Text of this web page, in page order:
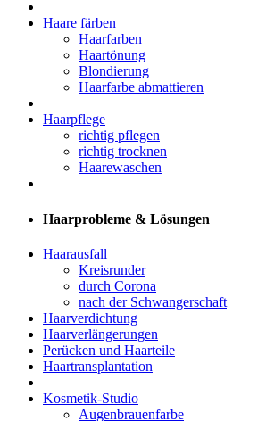
Haare färben
Haarfarben
Haartönung
Blondierung
Haarfarbe abmattieren
Haarpflege
richtig pflegen
richtig trocknen
Haarewaschen
Haarprobleme & Lösungen
Haarausfall
Kreisrunder
durch Corona
nach der Schwangerschaft
Haarverdichtung
Haarverlängerungen
Perücken und Haarteile
Haartransplantation
Kosmetik-Studio
Augenbrauenfarbe